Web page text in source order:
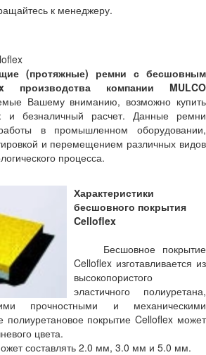
к менеджеру.
(протяжные) ремни с бесшовным
производства компании MULCO
Вашему вниманию, возможно купить
и безналичный расчет. Данные ремни
в промышленном оборудовании,
и перемещением различных видов
процесса.
Характеристики
бесшовного покрытия
Celloflex
Бесшовное покрытие
Celloflex изготавливается из
высокопористого
эластичного полиуретана,
прочностными и механическими
полиуретановое покрытие Celloflex может
цвета.
составлять 2.0 мм, 3.0 мм и 5.0 мм.